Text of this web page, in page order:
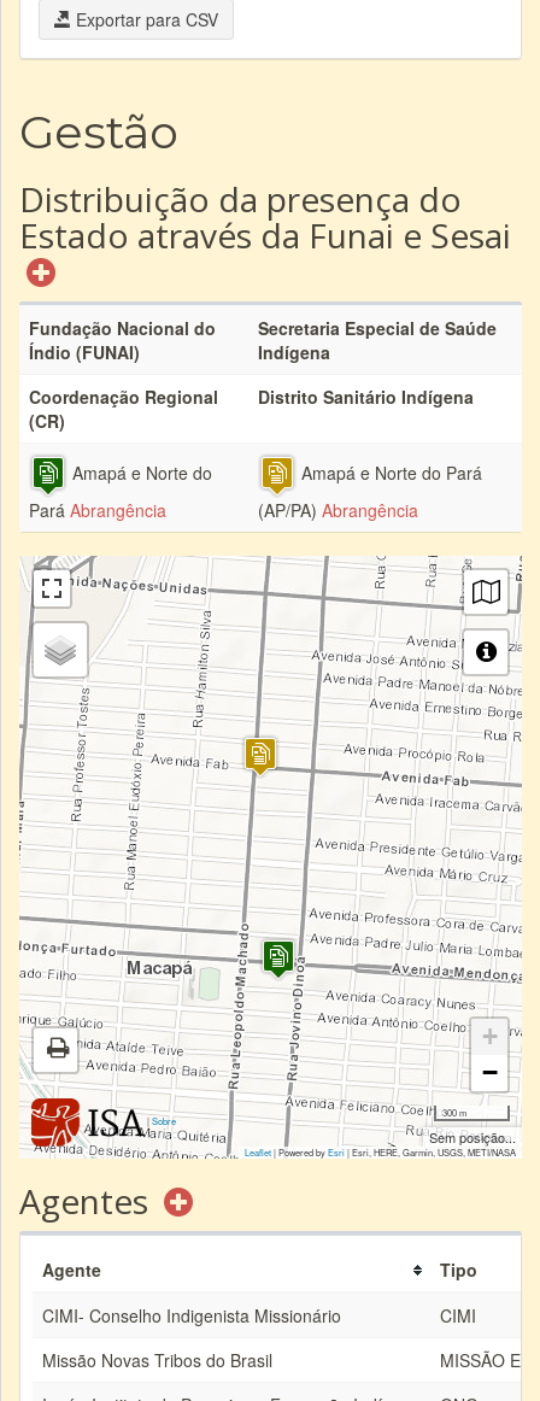
Exportar para CSV
Gestão
Distribuição da presença do
Estado através da Funai e Sesai
Fundação Nacional do
Índio (FUNAI)
Secretaria Especial de Saúde
Indígena
Coordenação Regional
(CR)
Distrito Sanitário Indígena
Amapá e Norte do
Pará Abrangência
Amapá e Norte do Pará
(AP/PA) Abrangência
|Sobre
+
−
300 m
Sem posição...
Leaflet| Powered byEsri|Esri, HERE, Garmin, USGS, METI/NASA
Agentes
Agente
Tipo
CIMI- Conselho Indigenista Missionário
CIMI
Missão Novas Tribos do Brasil
MISSÃO